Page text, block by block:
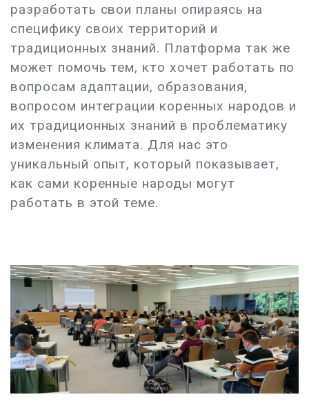
разработать свои планы опираясь на
специфику своих территорий и
традиционных знаний. Платформа так же
может помочь тем, кто хочет работать по
вопросам адаптации, образования,
вопросом интеграции коренных народов и
их традиционных знаний в проблематику
изменения климата. Для нас это
уникальный опыт, который показывает,
как сами коренные народы могут
работать в этой теме.